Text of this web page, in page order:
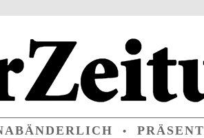
• PRÄSENT